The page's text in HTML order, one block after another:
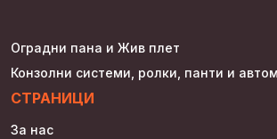
Оградни пана и Жив плет
Конзолни системи, ролки, панти и
СТРАНИЦИ
За нас